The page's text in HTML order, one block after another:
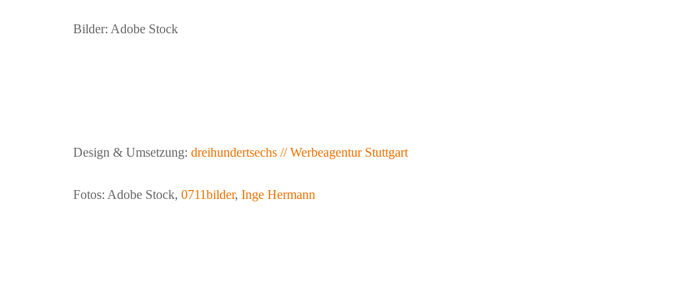
Bilder: Adobe Stock
Design & Umsetzung: dreihundertsechs // Werbeagentur Stuttgart
Fotos: Adobe Stock, 0711bilder, Inge Hermann